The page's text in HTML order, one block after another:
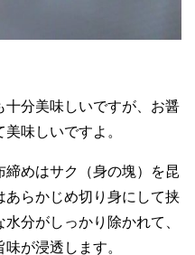
分美味しいですが、お醤
味しいですよ。
めはサク（身の塊）を昆
らかじめ切り身にして挟
分がしっかり除かれて、
が浸透します。